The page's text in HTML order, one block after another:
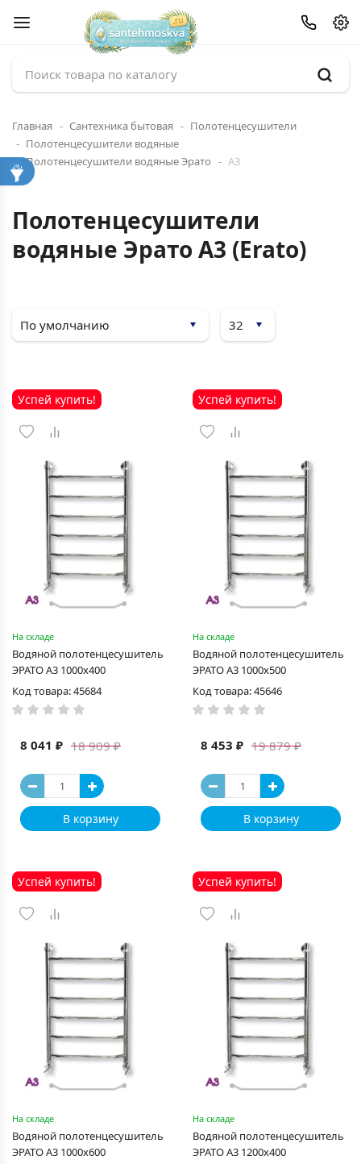
Главная Сантехника бытовая
Полотенцесушители
Полотенцесушители водяные
Полотенцесушители водяные Эрато
А3
Полотенцесушители
водяные Эрато А3 (Erato)
Успей купить!
На складе
Водяной полотенцесушитель
ЭРАТО А3 1000x400
Код товара: 45684
18 909 ₽
8 041 ₽
В корзину
Успей купить!
На складе
Водяной полотенцесушитель
ЭРАТО А3 1000x500
Код товара: 45646
19 879 ₽
8 453 ₽
В корзину
Успей купить!
На складе
Водяной полотенцесушитель
ЭРАТО А3 1000x600
Успей купить!
На складе
Водяной полотенцесушитель
ЭРАТО А3 1200x400